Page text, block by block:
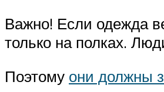
Важно! Если одежда
только на полках.
Поэтому они должны